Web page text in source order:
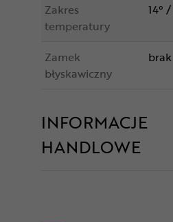
Zakres
temperatury
14°
Zamek
błyskawiczny
brak
INFORMACJE
HANDLOWE